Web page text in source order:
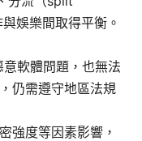
娛樂間取得平衡。
軟體問題，也無法
仍需遵守地區法規
強度等因素影響，